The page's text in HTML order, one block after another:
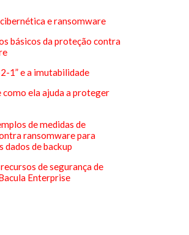
e ransomware
básicos da proteção contra
1” e a imutabilidade
como ela ajuda a proteger
de medidas de
ransomware para
dados de backup
de segurança de
Enterprise